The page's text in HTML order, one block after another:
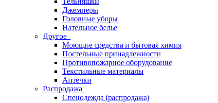
Джемперы
Головные уборы
Нательное белье
Другое
Моющие средства и бытовая химия
Постельные принадлежности
Противопожарное оборудование
Текстильные материалы
Аптечки
Распродажа
Спецодежда (распродажа)